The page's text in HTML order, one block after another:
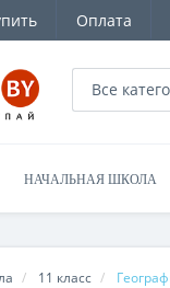
Оплата
Все
НАЧАЛЬНАЯ ШКОЛА
11 класс